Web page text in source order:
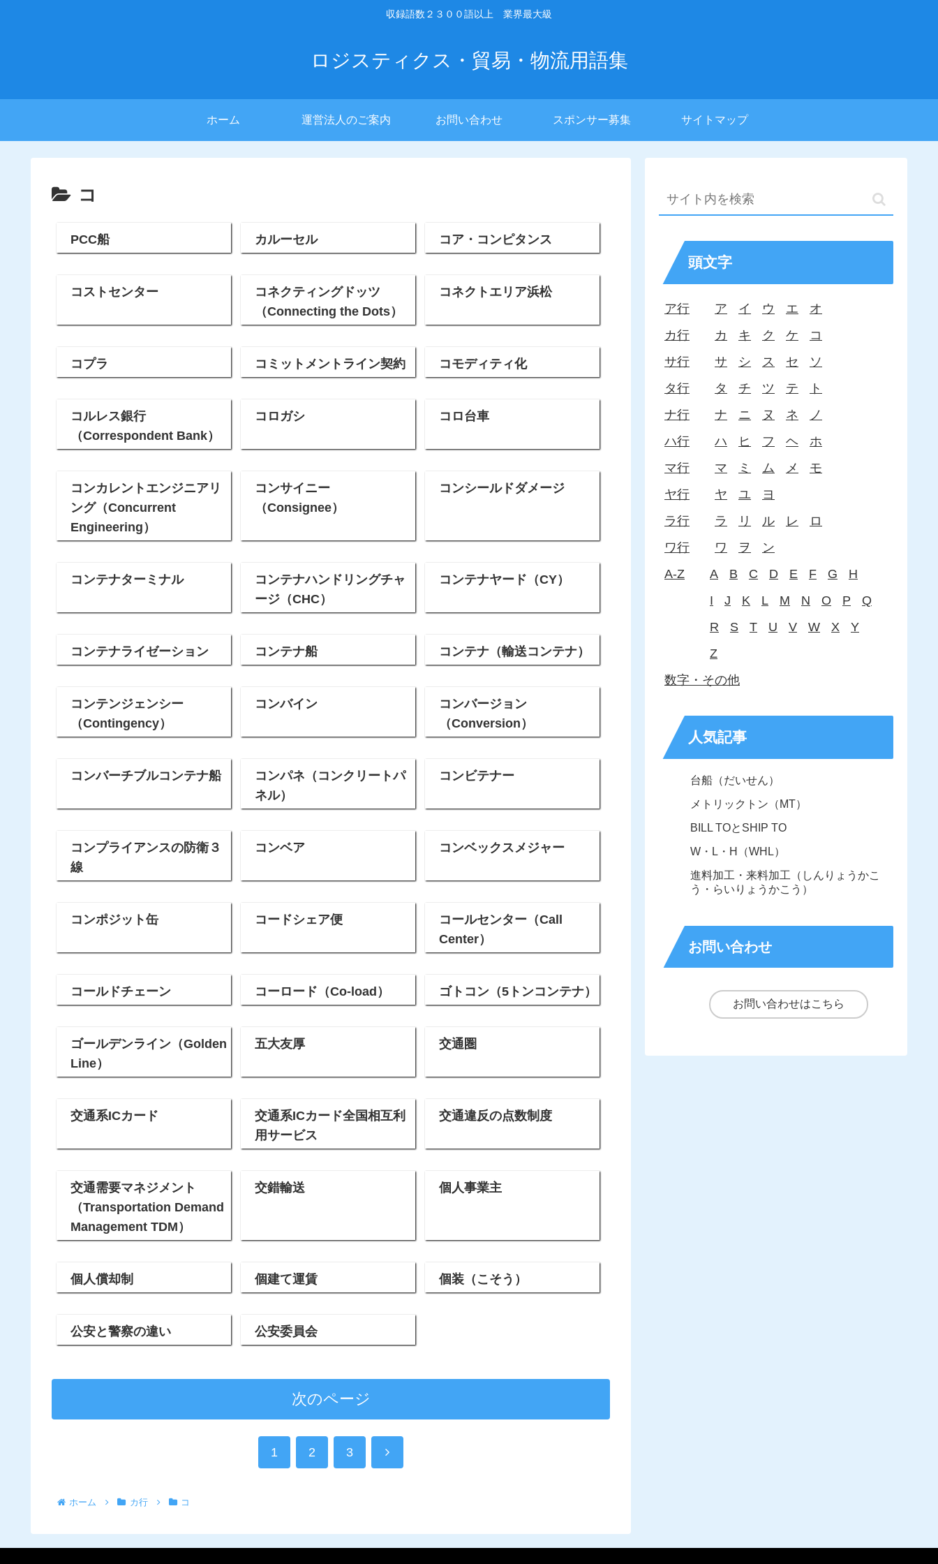
収録語数２３００語以上 業界最大級
ロジスティクス・貿易・物流用語集
ホーム 運営法人のご案内 お問い合わせ スポンサー募集 サイトマップ
コ
PCC船 カルーセル コア・コンピタンス
コストセンター
コネクティングドッツ
（Connecting the Dots）
コネクトエリア浜松
コプラ コミットメントライン契約 コモディティ化
コルレス銀行
（Correspondent Bank）
コロガシ コロ台車
コンカレントエンジニアリ
ング（Concurrent
Engineering）
コンサイニー
（Consignee）
コンシールドダメージ
コンテナターミナル
コンテナハンドリングチャ
ージ（CHC）
コンテナヤード（CY）
コンテナライゼーション コンテナ船 コンテナ（輸送コンテナ）
コンテンジェンシー
（Contingency）
コンバイン
コンバージョン
（Conversion）
コンバーチブルコンテナ船
コンパネ（コンクリートパ
ネル）
コンビテナー
コンプライアンスの防衛３
線
コンベア コンベックスメジャー
コンポジット缶 コードシェア便
コールセンター（Call
Center）
コールドチェーン コーロード（Co-load） ゴトコン（5トンコンテナ）
ゴールデンライン（Golden
Line）
五大友厚 交通圏
交通系ICカード
交通系ICカード全国相互利
用サービス
交通違反の点数制度
交通需要マネジメント
（Transportation Demand
Management TDM）
交錯輸送 個人事業主
個人償却制 個建て運賃 個装（こそう）
公安と警察の違い 公安委員会
次のページ
1 2 3
ホーム カ行 コ
頭文字
ア行 ア イ ウ エ
オ
カ行
カ キ ク ケ
コ
サ行
サ シ ス セ
ソ
タ行
タ チ ツ テ
ト
ナ行
ナ ニ ヌ ネ
ノ
ハ行
ハ ヒ フ ヘ
ホ
マ行
マ ミ ム メ
モ
ヤ行
ヤ ユ
ヨ
ラ行
ラ リ ル レ
ロ
ワ行
ワ ヲ
ン
A-Z
A B C D E F G
H
I
J K L M N O P
Q
R
S T U V W X
Y
Z
数字・その他
人気記事
台船（だいせん）
メトリックトン（MT）
BILL TOとSHIP TO
W・L・H（WHL）
進料加工・来料加工（しんりょうかこ
う・らいりょうかこう）
お問い合わせ
お問い合わせはこちら